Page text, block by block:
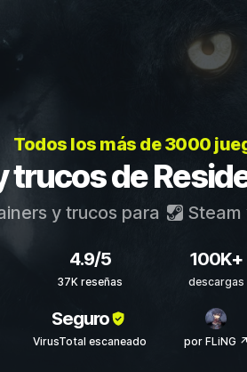
Todos los más de 3000
trucos de
y trucos para Steam
4.9/5
37K reseñas
100K+
descargas
Seguro
VirusTotal escaneado por FLiNG